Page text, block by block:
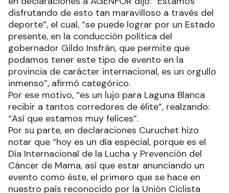
disfrutando de esto tan maravilloso a través del
deporte”, el cual, “se puede lograr por un Estado
presente, en la conducción política del
gobernador Gildo Insfrán, que permite que
podamos tener este tipo de evento en la
provincia de carácter internacional, es un orgullo
inmenso”, afirmó categórico.
Por ese motivo, “es un lujo para Laguna Blanca
recibir a tantos corredores de élite”, realzando:
“Así que estamos muy felices”.
Por su parte, en declaraciones Curuchet hizo
notar que “hoy es un día especial, porque es el
Día Internacional de la Lucha y Prevención del
Cáncer de Mama, así que estar anunciando un
evento como éste, el primero que se hace en
nuestro país reconocido por la Unión Ciclista